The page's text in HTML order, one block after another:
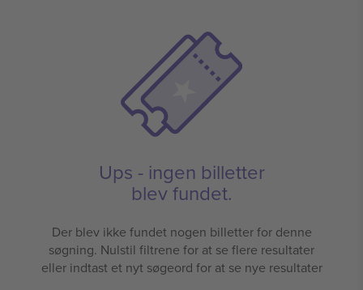
Ups - ingen billetter
blev fundet.
Der blev ikke fundet nogen billetter for denne
søgning. Nulstil filtrene for at se flere resultater
eller indtast et nyt søgeord for at se nye resultater